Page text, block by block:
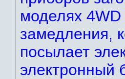
моделях 4WD
замедления,
посылает
электронный